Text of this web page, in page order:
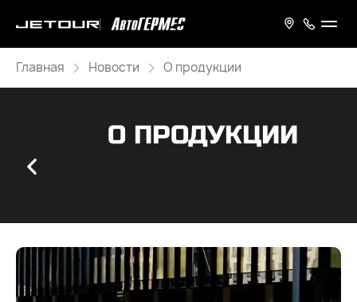
Главная Новости О продукции
О ПРОДУКЦИИ